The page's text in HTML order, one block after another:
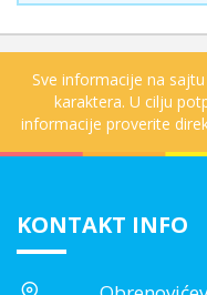
Sve informacije na
karaktera. U cilju
informacije proverite
KONTAKT INFO